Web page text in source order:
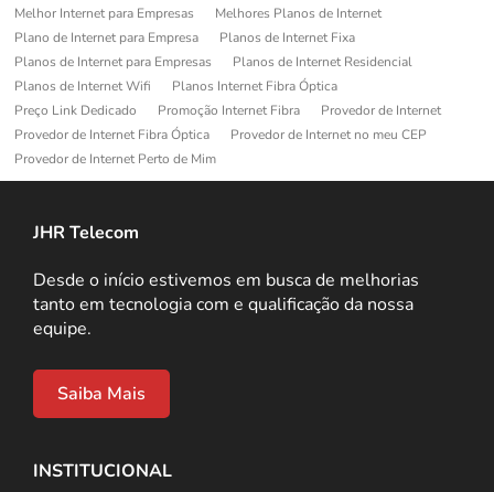
Melhor Internet para Empresas
Melhores Planos de Internet
Plano de Internet para Empresa
Planos de Internet Fixa
Planos de Internet para Empresas
Planos de Internet Residencial
Planos de Internet Wifi
Planos Internet Fibra Óptica
Preço Link Dedicado
Promoção Internet Fibra
Provedor de Internet
Provedor de Internet Fibra Óptica
Provedor de Internet no meu CEP
Provedor de Internet Perto de Mim
JHR Telecom
Desde o início estivemos em busca de melhorias
tanto em tecnologia com e qualificação da nossa
equipe.
Saiba Mais
INSTITUCIONAL